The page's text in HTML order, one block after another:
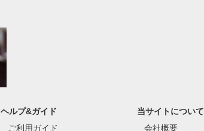
ヘルプ&ガイド
ご利用ガイド
当サイトについて
会社概要